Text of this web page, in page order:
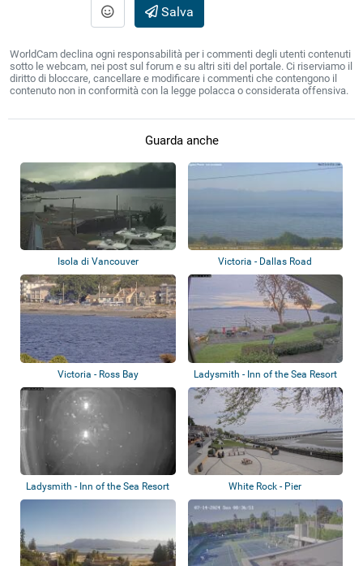
Salva
WorldCam declina ogni responsabilità per i commenti degli utenti contenuti
sotto le webcam, nei post sul forum e su altri siti del portale. Ci riserviamo il
diritto di bloccare, cancellare e modificare i commenti che contengono il
contenuto non in conformità con la legge polacca o considerata offensiva.
Guarda anche
Isola di Vancouver Victoria - Dallas Road
Victoria - Ross Bay Ladysmith - Inn of the Sea Resort
Ladysmith - Inn of the Sea Resort White Rock - Pier